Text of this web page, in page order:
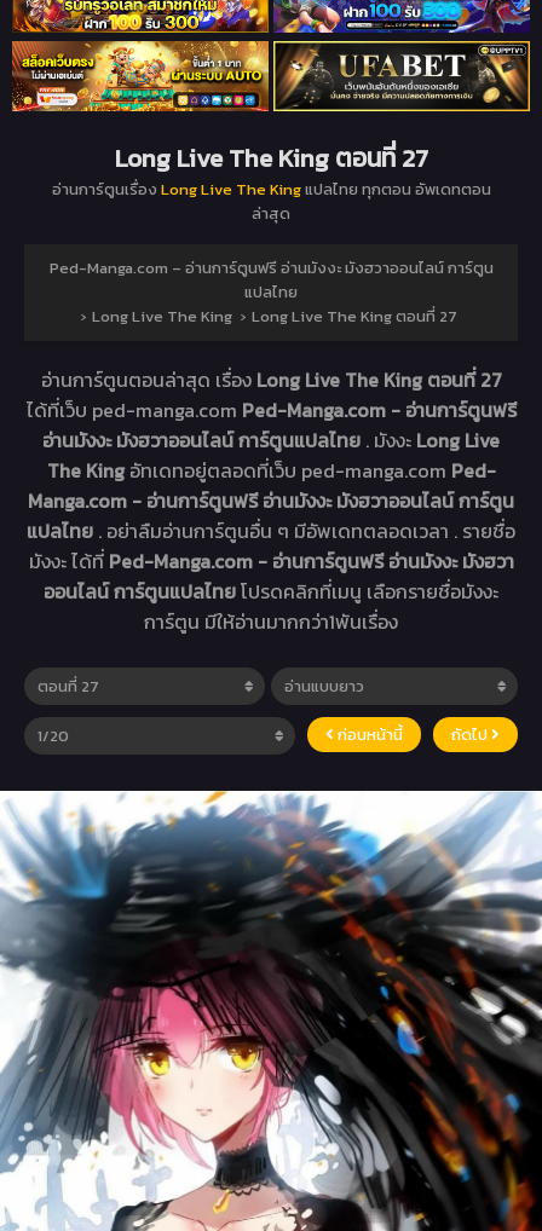
Long Live The King ตอนที่ 27
อ่านการ์ตูนเรื่อง Long Live The Kingแปลไทย ทุกตอน อัพเดทตอน
ล่าสุด
Ped-Manga.com – อ่านการ์ตูนฟรี อ่านมังงะ มังฮวาออนไลน์ การ์ตูน
แปลไทย
› Long Live The King › Long Live The King ตอนที่ 27
อ่านการ์ตูนตอนล่าสุด เรื่อง Long Live The King ตอนที่ 27
ได้ที่เว็บ ped-manga.com Ped-Manga.com - อ่านการ์ตูนฟรี
อ่านมังงะ มังฮวาออนไลน์ การ์ตูนแปลไทย . มังงะ Long Live
The King อัทเดทอยู่ตลอดที่เว็บ ped-manga.com Ped-
Manga.com - อ่านการ์ตูนฟรี อ่านมังงะ มังฮวาออนไลน์ การ์ตูน
แปลไทย . อย่าลืมอ่านการ์ตูนอื่น ๆ มีอัพเดทตลอดเวลา . รายชื่อ
มังงะ ได้ที่ Ped-Manga.com - อ่านการ์ตูนฟรี อ่านมังงะ มังฮวา
ออนไลน์ การ์ตูนแปลไทยโปรดคลิกที่เมนู เลือกรายชื่อมังงะ
การ์ตูน มีให้อ่านมากกว่า1พันเรื่อง
ก่อนหน้านี้ ถัดไป